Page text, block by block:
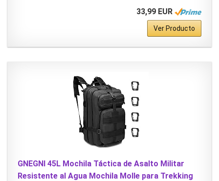
33,99 EUR
Ver Producto
GNEGNI 45L Mochila Táctica de Asalto Militar
Resistente al Agua Mochila Molle para Trekking